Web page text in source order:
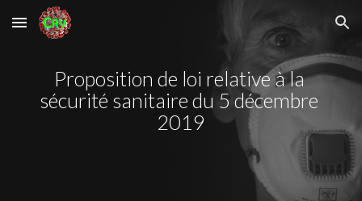
Skip to main content Skip to navigation
Proposition de loi relative à la
sécurité sanitaire du 5 décembre
2019